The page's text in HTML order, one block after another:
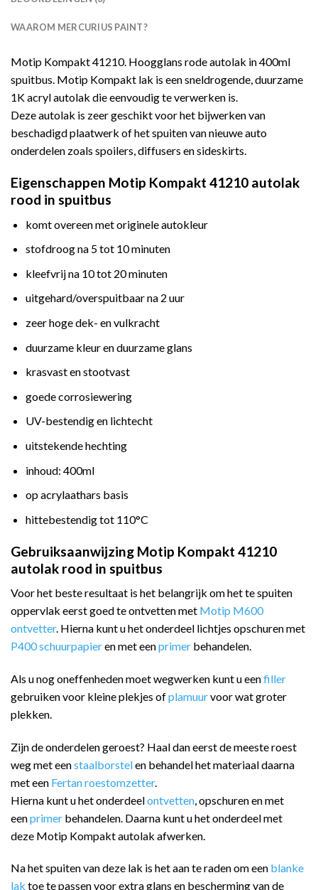
WAAROM MERCURIUS PAINT?
Motip Kompakt 41210. Hoogglans rode autolak in 400ml
spuitbus. Motip Kompakt lak is een sneldrogende, duurzame
1K acryl autolak die eenvoudig te verwerken is.
Deze autolak is zeer geschikt voor het bijwerken van
beschadigd plaatwerk of het spuiten van nieuwe auto
onderdelen zoals spoilers, diffusers en sideskirts.
Eigenschappen Motip Kompakt 41210 autolak
rood in spuitbus
komt overeen met originele autokleur
stofdroog na 5 tot 10 minuten
kleefvrij na 10 tot 20 minuten
uitgehard/overspuitbaar na 2 uur
zeer hoge dek- en vulkracht
duurzame kleur en duurzame glans
krasvast en stootvast
goede corrosiewering
UV-bestendig en lichtecht
uitstekende hechting
inhoud: 400ml
op acrylaathars basis
hittebestendig tot 110°C
Gebruiksaanwijzing Motip Kompakt 41210
autolak rood in spuitbus
Voor het beste resultaat is het belangrijk om het te spuiten
oppervlak eerst goed te ontvetten met Motip M600
ontvetter. Hierna kunt u het onderdeel lichtjes opschuren met
P400 schuurpapieren met eenprimer behandelen.
Als u nog oneffenheden moet wegwerken kunt u eenfiller
gebruiken voor kleine plekjes ofplamuurvoor wat groter
plekken.
Zijn de onderdelen geroest? Haal dan eerst de meeste roest
weg met eenstaalborstelen behandel het materiaal daarna
met een Fertan roestomzetter.
Hierna kunt u het onderdeelontvetten , opschuren en met
eenprimer behandelen. Daarna kunt u het onderdeel met
deze Motip Kompakt autolak afwerken.
Na het spuiten van deze lak is het aan te raden om een blanke
lak toe te passen voor extra glans en bescherming van de